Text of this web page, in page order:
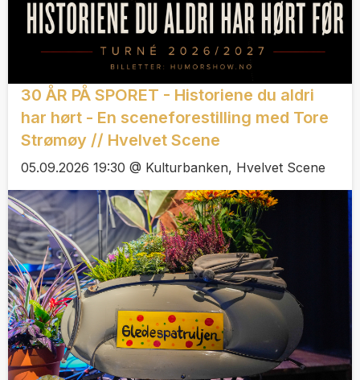
30 ÅR PÅ SPORET - Historiene du aldri
har hørt - En sceneforestilling med Tore
Strømøy // Hvelvet Scene
05.09.2026 19:30 @ Kulturbanken, Hvelvet Scene